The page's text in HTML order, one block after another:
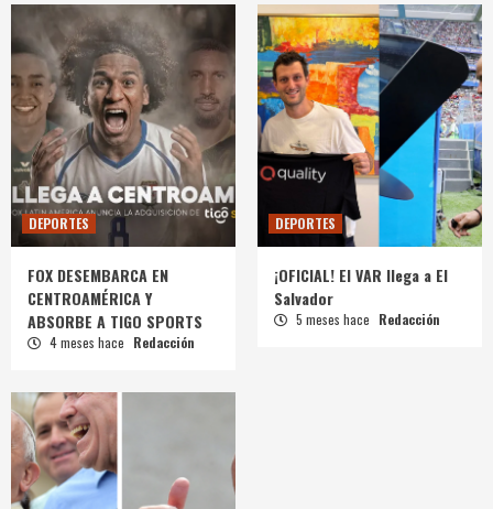
DEPORTES
FOX DESEMBARCA EN
CENTROAMÉRICA Y
ABSORBE A TIGO SPORTS
4 meses hace Redacción
DEPORTES
¡OFICIAL! El VAR llega a El
Salvador
5 meses hace Redacción